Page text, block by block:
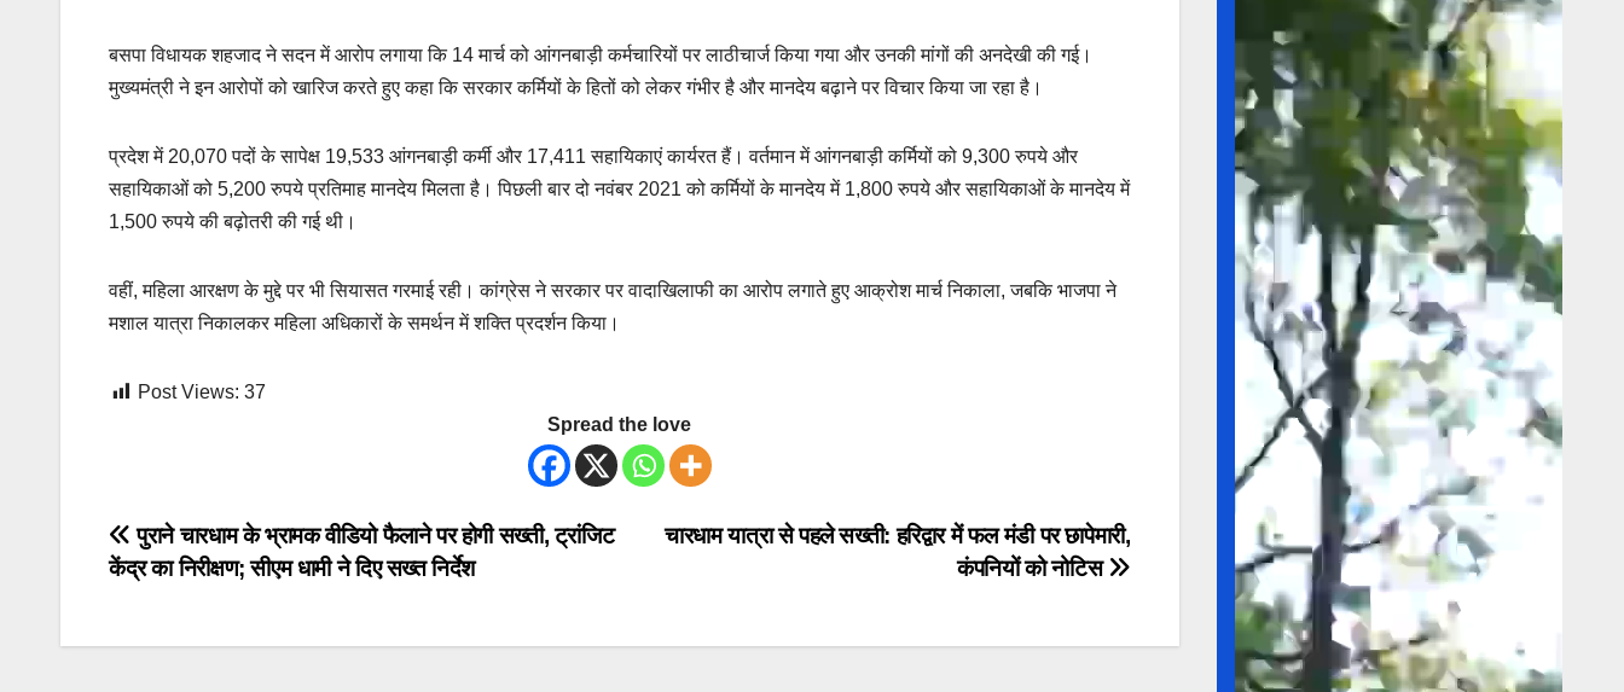
बसपा विधायक शहजाद ने सदन में आरोप लगाया कि 14 मार्च को आंगनबाड़ी कर्मचारियों पर लाठीचार्ज किया गया और उनकी मांगों की अनदेखी की गई।
मुख्यमंत्री ने इन आरोपों को खारिज करते हुए कहा कि सरकार कर्मियों के हितों को लेकर गंभीर है और मानदेय बढ़ाने पर विचार किया जा रहा है।
प्रदेश में 20,070 पदों के सापेक्ष 19,533 आंगनबाड़ी कर्मी और 17,411 सहायिकाएं कार्यरत हैं। वर्तमान में आंगनबाड़ी कर्मियों को 9,300 रुपये और
सहायिकाओं को 5,200 रुपये प्रतिमाह मानदेय मिलता है। पिछली बार दो नवंबर 2021 को कर्मियों के मानदेय में 1,800 रुपये और सहायिकाओं के मानदेय में
1,500 रुपये की बढ़ोतरी की गई थी।
वहीं, महिला आरक्षण के मुद्दे पर भी सियासत गरमाई रही। कांग्रेस ने सरकार पर वादाखिलाफी का आरोप लगाते हुए आक्रोश मार्च निकाला, जबकि भाजपा ने
मशाल यात्रा निकालकर महिला अधिकारों के समर्थन में शक्ति प्रदर्शन किया।
Post Views: 37
Spread the love
Post
navigation
चारधाम यात्रा से पहले सख्ती: हरिद्वार में फल मंडी पर छापेमारी,
कंपनियों को नोटिस
पुराने चारधाम के भ्रामक वीडियो फैलाने पर होगी सख्ती, ट्रांजिट
केंद्र का निरीक्षण; सीएम धामी ने दिए सख्त निर्देश